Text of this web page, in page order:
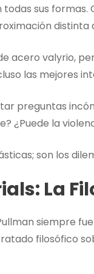
sus
distinta
acero valyrio,
las mejores
preguntas
¿Puede la
son los
La
siempre
filosófico